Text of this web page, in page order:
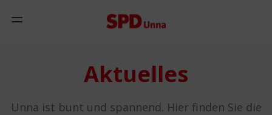
Mobiles Menü anzeigen
Aktuelles
Unna ist bunt und spannend. Hier finden Sie die